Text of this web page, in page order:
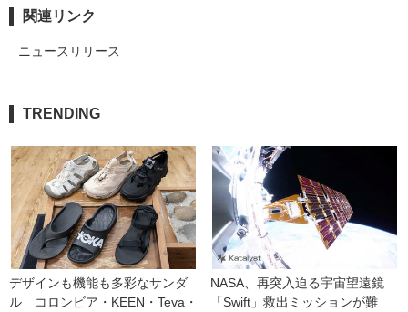
関連リンク
ニュースリリース
TRENDING
デザインも機能も多彩なサンダ
ル　コロンビア・KEEN・Teva・
NASA、再突入迫る宇宙望遠鏡
「Swift」救出ミッションが難